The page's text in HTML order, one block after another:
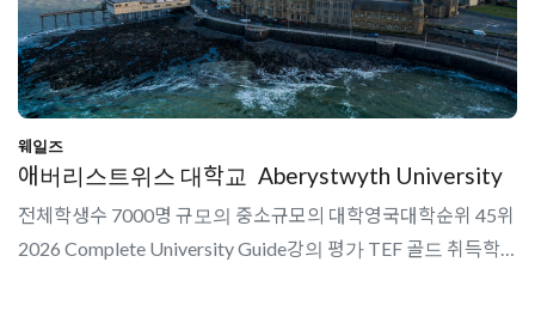
웨일즈
애버리스트위스 대학교 Aberystwyth University
전체학생수 7000명 규모의 중소규모의 대학영국대학순위 45위
2026 Complete University Guide강의 평가 TEF 골드 취득학생